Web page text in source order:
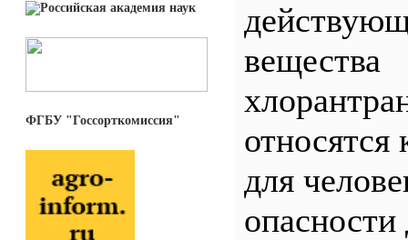
ФГБУ "Госсорткомиссия"
вещества
относятся
для
опасности